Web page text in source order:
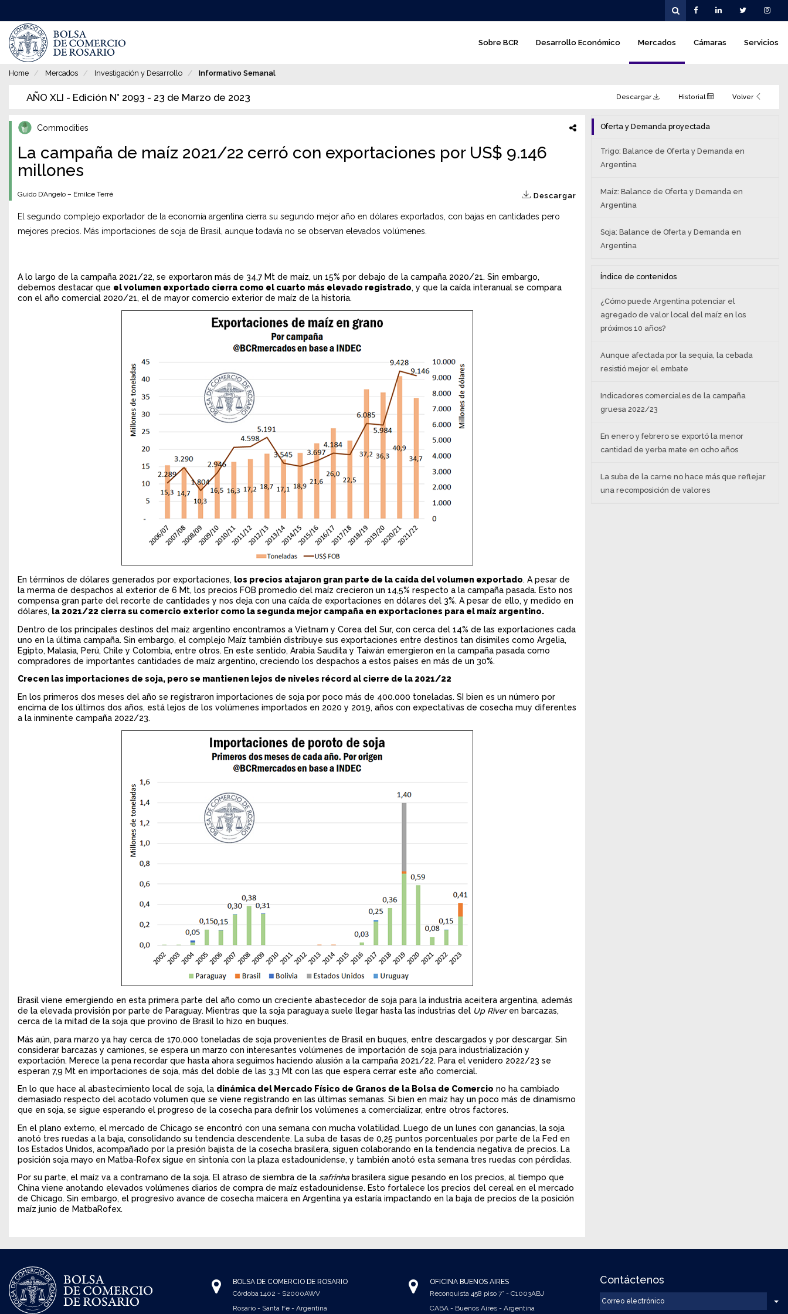
al
contenido
principal
c
p
n
Sobre BCR Desarrollo Económico Mercados Cámaras Servicios
Home Mercados Investigación y Desarrollo Informativo Semanal
AÑO XLI - Edición N° 2093 - 23 de Marzo de 2023 Descargar Historial Volver
Commodities
La campaña de maíz 2021/22 cerró con exportaciones por US$ 9.146
millones
Descargar
Guido D’Angelo – Emilce Terré
El segundo complejo exportador de la economía argentina cierra su segundo mejor año en dólares exportados, con bajas en cantidades pero
mejores precios. Más importaciones de soja de Brasil, aunque todavía no se observan elevados volúmenes.
A lo largo de la campaña 2021/22, se exportaron más de 34,7 Mt de maíz, un 15% por debajo de la campaña 2020/21. Sin embargo,
debemos destacar que el volumen exportado cierra como el cuarto más elevado registrado, y que la caída interanual se compara
con el año comercial 2020/21, el de mayor comercio exterior de maíz de la historia.
En términos de dólares generados por exportaciones, los precios atajaron gran parte de la caída del volumen exportado. A pesar de
la merma de despachos al exterior de 6 Mt, los precios FOB promedio del maíz crecieron un 14,5% respecto a la campaña pasada. Esto nos
compensa gran parte del recorte de cantidades y nos deja con una caída de exportaciones en dólares del 3%. A pesar de ello, y medido en
dólares, la 2021/22 cierra su comercio exterior como la segunda mejor campaña en exportaciones para el maíz argentino.
Dentro de los principales destinos del maíz argentino encontramos a Vietnam y Corea del Sur, con cerca del 14% de las exportaciones cada
uno en la última campaña. Sin embargo, el complejo Maíz también distribuye sus exportaciones entre destinos tan disimiles como Argelia,
Egipto, Malasia, Perú, Chile y Colombia, entre otros. En este sentido, Arabia Saudita y Taiwán emergieron en la campaña pasada como
compradores de importantes cantidades de maíz argentino, creciendo los despachos a estos países en más de un 30%.
Crecen las importaciones de soja, pero se mantienen lejos de niveles récord al cierre de la 2021/22
En los primeros dos meses del año se registraron importaciones de soja por poco más de 400.000 toneladas. SI bien es un número por
encima de los últimos dos años, está lejos de los volúmenes importados en 2020 y 2019, años con expectativas de cosecha muy diferentes
a la inminente campaña 2022/23.
Brasil viene emergiendo en esta primera parte del año como un creciente abastecedor de soja para la industria aceitera argentina, además
de la elevada provisión por parte de Paraguay. Mientras que la soja paraguaya suele llegar hasta las industrias del Up Riveren barcazas,
cerca de la mitad de la soja que provino de Brasil lo hizo en buques.
Más aún, para marzo ya hay cerca de 170.000 toneladas de soja provenientes de Brasil en buques, entre descargados y por descargar. Sin
considerar barcazas y camiones, se espera un marzo con interesantes volúmenes de importación de soja para industrialización y
exportación. Merece la pena recordar que hasta ahora seguimos haciendo alusión a la campaña 2021/22. Para el venidero 2022/23 se
esperan 7,9 Mt en importaciones de soja, más del doble de las 3,3 Mt con las que espera cerrar este año comercial.
En lo que hace al abastecimiento local de soja, la dinámica del Mercado Físico de Granos de la Bolsa de Comercio no ha cambiado
demasiado respecto del acotado volumen que se viene registrando en las últimas semanas. Si bien en maíz hay un poco más de dinamismo
que en soja, se sigue esperando el progreso de la cosecha para definir los volúmenes a comercializar, entre otros factores.
En el plano externo, el mercado de Chicago se encontró con una semana con mucha volatilidad. Luego de un lunes con ganancias, la soja
anotó tres ruedas a la baja, consolidando su tendencia descendente. La suba de tasas de 0,25 puntos porcentuales por parte de la Fed en
los Estados Unidos, acompañado por la presión bajista de la cosecha brasilera, siguen colaborando en la tendencia negativa de precios. La
posición soja mayo en Matba-Rofex sigue en sintonía con la plaza estadounidense, y también anotó esta semana tres ruedas con pérdidas.
Por su parte, el maíz va a contramano de la soja. El atraso de siembra de la safrinha brasilera sigue pesando en los precios, al tiempo que
China viene anotando elevados volúmenes diarios de compra de maíz estadounidense. Esto fortalece los precios del cereal en el mercado
de Chicago. Sin embargo, el progresivo avance de cosecha maicera en Argentina ya estaría impactando en la baja de precios de la posición
maíz junio de MatbaRofex.
Oferta y Demanda proyectada
Trigo: Balance de Oferta y Demanda en
Argentina
Maíz: Balance de Oferta y Demanda en
Argentina
Soja: Balance de Oferta y Demanda en
Argentina
Índice de contenidos
¿Cómo puede Argentina potenciar el
agregado de valor local del maíz en los
próximos 10 años?
Aunque afectada por la sequía, la cebada
resistió mejor el embate
Indicadores comerciales de la campaña
gruesa 2022/23
En enero y febrero se exportó la menor
cantidad de yerba mate en ocho años
La suba de la carne no hace más que reflejar
una recomposición de valores
BOLSA DE COMERCIO DE ROSARIO
Córdoba 1402 - S2000AWV
Rosario - Santa Fe - Argentina
OFICINA BUENOS AIRES
Reconquista 458 piso 7° - C1003ABJ
CABA - Buenos Aires - Argentina
Contáctenos
C